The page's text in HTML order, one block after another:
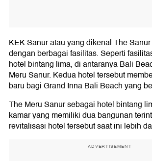
KEK Sanur atau yang dikenal The
dengan berbagai fasilitas. Seperti
hotel bintang lima, di antaranya Bali
Meru Sanur. Kedua hotel tersebut
baru bagi Grand Inna Bali Beach yang
The Meru Sanur sebagai hotel bintang
kamar yang memiliki dua bangunan
revitalisasi hotel tersebut saat ini lebih
ADVERTISEMENT